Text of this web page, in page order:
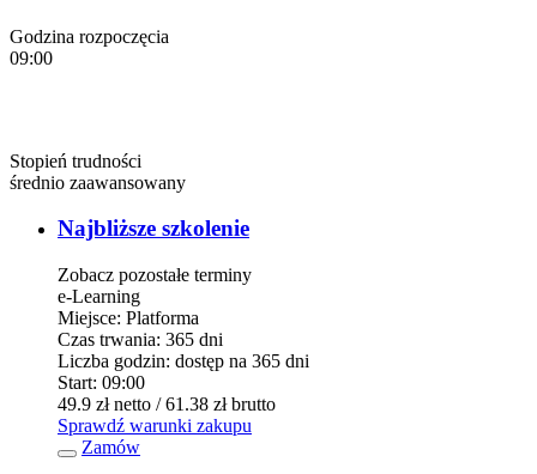
Godzina rozpoczęcia
09:00
Stopień trudności
średnio zaawansowany
Najbliższe szkolenie
Zobacz pozostałe terminy
e-Learning
Miejsce: Platforma
Czas trwania: 365 dni
Liczba godzin: dostęp na 365 dni
Start: 09:00
49.9 złnetto / 61.38 złbrutto
Sprawdź warunki zakupu
Zamów